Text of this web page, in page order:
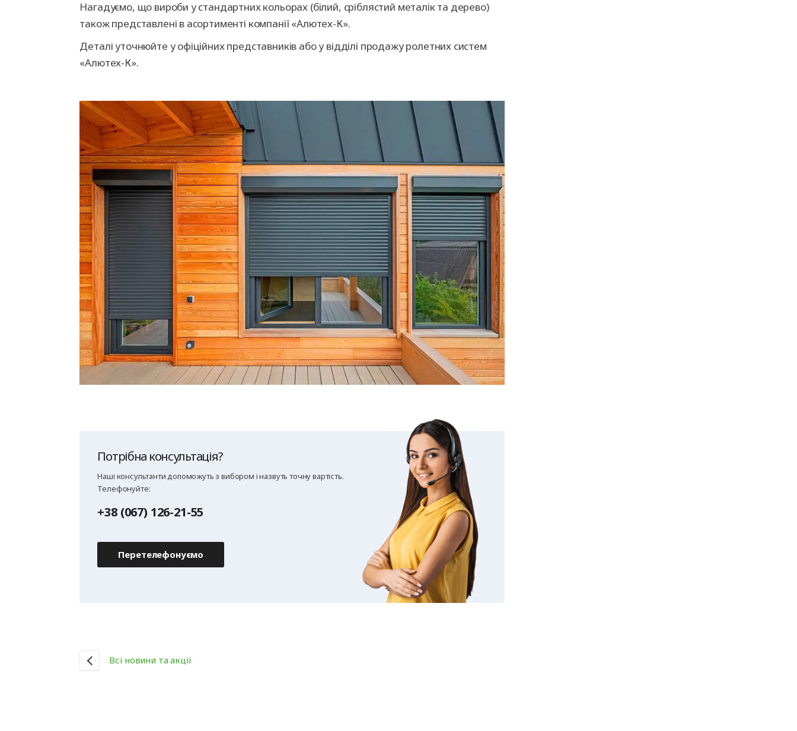
Нагадуємо, що вироби у стандартних кольорах (білий, сріблястий металік та дерево)
також представлені в асортименті компанії «Алютех-К».
Деталі уточнюйте у офіційних представників або у відділі продажу ролетних систем
«Алютех-К».
Потрібна консультація?
Наші консультанти допоможуть з вибором і назвуть точну вартість.
Телефонуйте:
+38 (067) 126-21-55
Перетелефонуємо
Всі новини та акції